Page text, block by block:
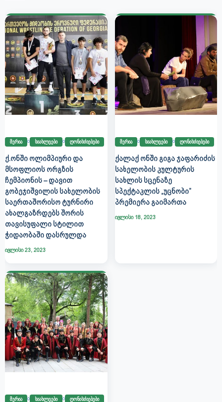
მერია სიახლეები ღონისძიებები
Ქ.ᲝᲜᲨᲘ ᲝᲚᲘᲛᲞᲘᲣᲠᲘ ᲓᲐ
ᲛᲡᲝᲤᲚᲘᲝᲡ ᲝᲠᲒᲖᲘᲡ
ᲩᲔᲛᲞᲘᲝᲜᲘᲡ – ᲓᲐᲕᲘᲗ
ᲒᲝᲑᲔᲯᲘᲨᲕᲘᲚᲘᲡ ᲡᲐᲮᲔᲚᲝᲑᲘᲡ
ᲡᲐᲔᲠᲗᲐᲨᲝᲠᲘᲡᲝ ᲢᲣᲠᲜᲘᲠᲘ
ᲐᲮᲐᲚᲒᲐᲖᲠᲓᲔᲑᲡ ᲨᲝᲠᲘᲡ
ᲗᲐᲕᲘᲡᲣᲤᲐᲚᲘ ᲡᲢᲘᲚᲘᲗ
ᲭᲘᲓᲐᲝᲑᲐᲨᲘ ᲓᲐᲡᲠᲣᲚᲓᲐ
ივლისი 23, 2023
მერია სიახლეები ღონისძიებები
ᲥᲐᲚᲐᲥ ᲝᲜᲨᲘ ᲒᲘᲒᲐ ᲯᲐᲤᲐᲠᲘᲫᲘᲡ
ᲡᲐᲮᲔᲚᲝᲑᲘᲡ ᲙᲣᲚᲢᲣᲠᲘᲡ
ᲡᲐᲮᲚᲘᲡ ᲡᲪᲔᲜᲐᲖᲔ
ᲡᲞᲔᲥᲢᲐᲙᲚᲘᲡ „ᲣᲪᲜᲝᲑᲘ”
ᲞᲠᲔᲛᲘᲔᲠᲐ ᲒᲐᲘᲛᲐᲠᲗᲐ
ივლისი 18, 2023
მერია სიახლეები ღონისძიებები